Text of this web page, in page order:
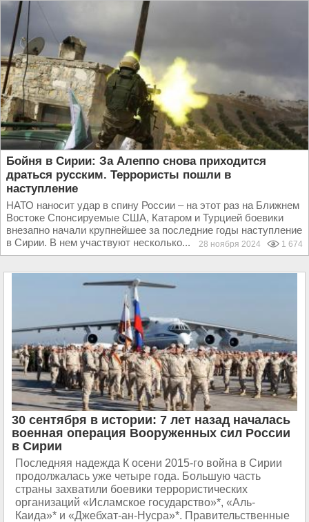
Бойня в Сирии: За Алеппо снова приходится
драться русским. Террористы пошли в
наступление
НАТО наносит удар в спину России – на этот раз на Ближнем
Востоке Спонсируемые США, Катаром и Турцией боевики
внезапно начали крупнейшее за последние годы наступление
в Сирии. В нем участвуют несколько...
28 ноября 2024 1 674
30 сентября в истории: 7 лет назад началась
военная операция Вооруженных сил России
в Сирии
Последняя надежда К осени 2015-го война в Сирии
продолжалась уже четыре года. Большую часть
страны захватили боевики террористических
организаций «Исламское государство»*, «Аль-
Каида»* и «Джебхат-ан-Нусра»*. Правительственные